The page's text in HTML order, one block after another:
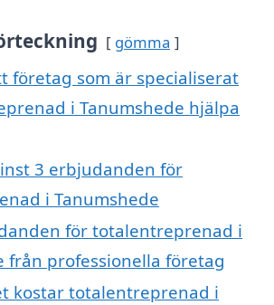
gömma
företag som är specialiserat
i Tanumshede hjälpa
3 erbjudanden för
i Tanumshede
för totalentreprenad i
från professionella företag
kostar totalentreprenad i